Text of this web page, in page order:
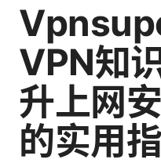
VPN知
升上网
的实用